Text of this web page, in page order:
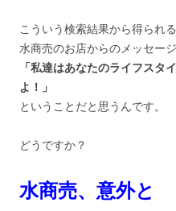
こういう検索結果から得られる
水商売のお店からのメッセージ
「私達はあなたのライフスタ
よ！」
ということだと思うんです。
どうですか？
水商売、意外と